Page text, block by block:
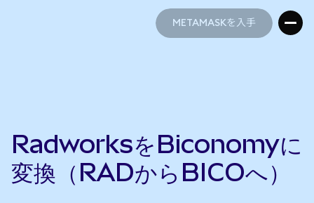
METAMASKを入手
RadworksをBiconomyに
変換（RADからBICOへ）